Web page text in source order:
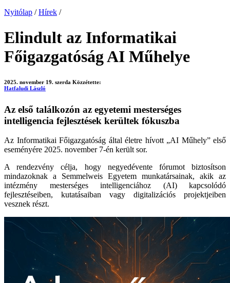
Nyitólap / Hírek /
Elindult az Informatikai
Főigazgatóság AI Műhelye
2025. november 19. szerda Közzétette:
Hatfaludi László
Az első találkozón az egyetemi mesterséges
intelligencia fejlesztések kerültek fókuszba
Az Informatikai Főigazgatóság által életre hívott „AI Műhely” első
eseményére 2025. november 7-én került sor.
A rendezvény célja, hogy negyedévente fórumot biztosítson
mindazoknak a Semmelweis Egyetem munkatársainak, akik az
intézmény mesterséges intelligenciához (AI) kapcsolódó
fejlesztéseiben, kutatásaiban vagy digitalizációs projektjeiben
vesznek részt.